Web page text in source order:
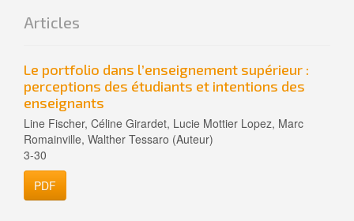
Articles
Le portfolio dans l’enseignement supérieur :
perceptions des étudiants et intentions des
enseignants
Line Fischer, Céline Girardet, Lucie Mottier Lopez, Marc
Romainville, Walther Tessaro (Auteur)
3-30
PDF